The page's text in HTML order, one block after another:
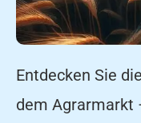
Entdecken Sie
dem Agrarmarkt